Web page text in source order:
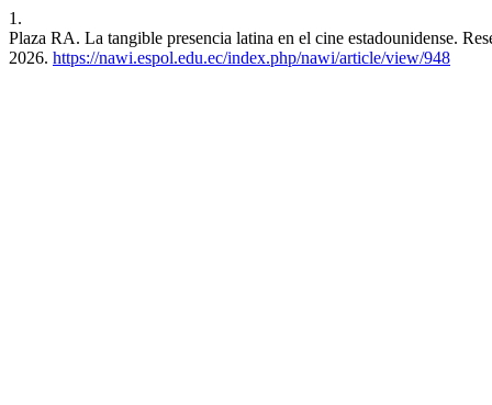
1.
Plaza RA. La tangible presencia latina en el cine estadounidense.
2026. https://nawi.espol.edu.ec/index.php/nawi/article/view/948